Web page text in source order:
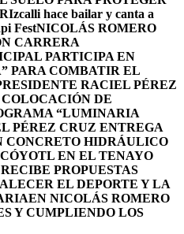
Izcalli hace bailar y canta a
FestNICOLÁS ROMERO
CARRERA
PARTICIPA EN
PARA COMBATIR EL
RACIEL PÉREZ
DE
“LUMINARIA
PÉREZ CRUZ ENTREGA
HIDRÁULICO
EN EL TENAYO
PROPUESTAS
EL DEPORTE Y LA
EN NICOLÁS ROMERO
Y CUMPLIENDO LOS